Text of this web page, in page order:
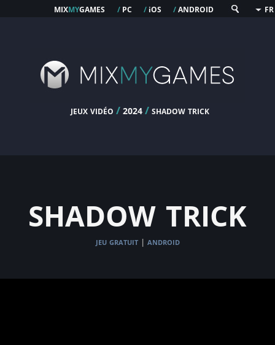
mixmygames / pc / ios /android FR
jeux vidéo / 2024 /shadow trick
shadow trick
jeu gratuit | android